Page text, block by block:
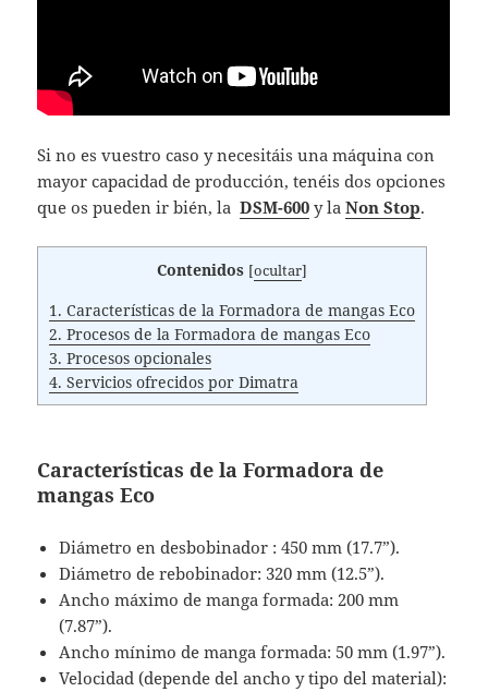
Si no es vuestro caso y necesitáis una máquina con
mayor capacidad de producción, tenéis dos opciones
que os pueden ir bién, laDSM-600 y laNon Stop.
Contenidos [ocultar]
1. Características de la Formadora de mangas Eco
2. Procesos de la Formadora de mangas Eco
3. Procesos opcionales
4. Servicios ofrecidos por Dimatra
Características de la Formadora de
mangas Eco
Diámetro en desbobinador : 450 mm (17.7”).
Diámetro de rebobinador: 320 mm (12.5”).
Ancho máximo de manga formada: 200 mm
(7.87”).
Ancho mínimo de manga formada: 50 mm (1.97”).
Velocidad (depende del ancho y tipo del material):